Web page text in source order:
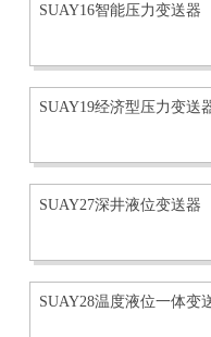
SUAY16智能压力变送器
SUAY19经济型压力变送
SUAY27深井液位变送器
SUAY28温度液位一体变